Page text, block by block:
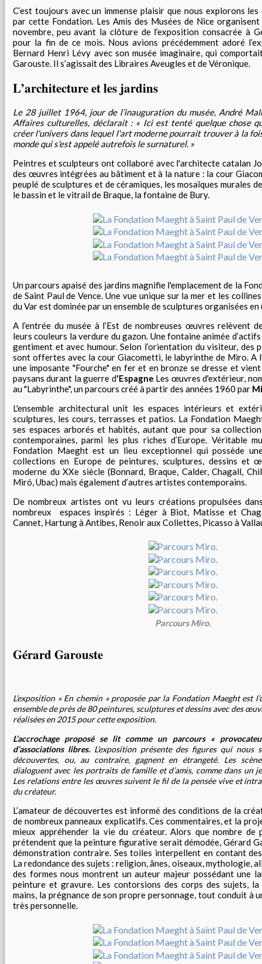
C’est toujours avec un immense plaisir que nous explorons
par cette Fondation. Les Amis des Musées de Nice
novembre, peu avant la clôture de l’exposition consacrée à
pour la fin de ce mois. Nous avions précédemment adoré
Bernard Henri Lévy avec son musée imaginaire, qui
Garouste. Il s’agissait des Libraires Aveugles et de Véronique.
L’architecture et les jardins
Le 28 juillet 1964, jour de l’inauguration du musée, André
Affaires culturelles, déclarait : « Ici est tenté quelque chose
créer l'univers dans lequel l'art moderne pourrait trouver à la
monde qui s'est appelé autrefois le surnaturel. »
Peintres et sculpteurs ont collaboré avec l'architecte catalan
des œuvres intégrées au bâtiment et à la nature : la cour
peuplé de sculptures et de céramiques, les mosaïques murales
le bassin et le vitrail de Braque, la fontaine de Bury.
Un parcours apaisé des jardins magnifie l'emplacement de la
de Saint Paul de Vence. Une vue unique sur la mer et les
du Var est dominée par un ensemble de sculptures organisées
A l’entrée du musée à l’Est de nombreuses œuvres relèvent
leurs couleurs la verdure du gazon. Une fontaine animée
gentiment et avec humour. Selon l’orientation du visiteur, des
sont offertes avec la cour Giacometti, le labyrinthe de Miro. A
une imposante "Fourche" en fer et en bronze se dresse et
paysans durant la guerre d'Espagne Les œuvres d'extérieur,
au "Labyrinthe", un parcours créé à partir des années 1960 par
L'ensemble architectural unit les espaces intérieurs et
sculptures, les cours, terrasses et patios. La Fondation
ses espaces arborés et habités, autant que pour sa
contemporaines, parmi les plus riches d’Europe. Véritable
Fondation Maeght est un lieu exceptionnel qui possède
collections en Europe de peintures, sculptures, dessins et
moderne du XXe siècle (Bonnard, Braque, Calder, Chagall,
Miró, Ubac) mais également d’autres artistes contemporains.
De nombreux artistes ont vu leurs créations propulsées
nombreux espaces inspirés : Léger à Biot, Matisse et
Cannet, Hartung à Antibes, Renoir aux Collettes, Picasso à
Parcours Miro.
Gérard Garouste
L’exposition « En chemin » proposée par la Fondation Maeght est
ensemble de près de 80 peintures, sculptures et dessins avec des
réalisées en 2015 pour cette exposition.
L’accrochage proposé se lit comme un parcours «
d’associations libres. L’exposition présente des figures qui
découvertes, ou, au contraire, gagnent en étrangeté. Les
dialoguent avec les portraits de famille et d’amis, comme dans un
Les relations entre les œuvres suivent le fil de la pensée vive et
du créateur.
L’amateur de découvertes est informé des conditions de la
de nombreux panneaux explicatifs. Ces commentaires, et la
mieux appréhender la vie du créateur. Alors que nombre de
prétendent que la peinture figurative serait démodée, Gérard
démonstration contraire. Ses toiles interpellent en contant
La redondance des sujets : religion, ânes, oiseaux, mythologie,
des formes nous montrent un auteur majeur possédant une
peinture et gravure. Les contorsions des corps des sujets, la
mains, la prégnance de son propre personnage, tout conduit à
très personnelle.